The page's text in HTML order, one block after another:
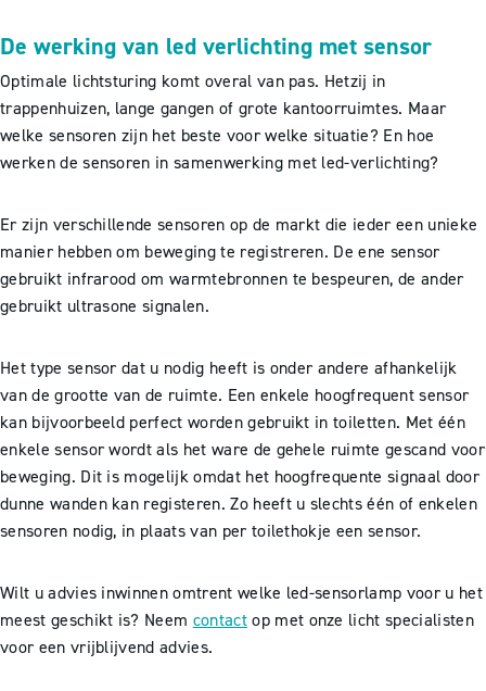
De werking van led verlichting met sensor
Optimale lichtsturing komt overal van pas. Hetzij in
trappenhuizen, lange gangen of grote kantoorruimtes. Maar
welke sensoren zijn het beste voor welke situatie? En hoe
werken de sensoren in samenwerking met led-verlichting?
Er zijn verschillende sensoren op de markt die ieder een unieke
manier hebben om beweging te registreren. De ene sensor
gebruikt infrarood om warmtebronnen te bespeuren, de ander
gebruikt ultrasone signalen.
Het type sensor dat u nodig heeft is onder andere afhankelijk
van de grootte van de ruimte. Een enkele hoogfrequent sensor
kan bijvoorbeeld perfect worden gebruikt in toiletten. Met één
enkele sensor wordt als het ware de gehele ruimte gescand voor
beweging. Dit is mogelijk omdat het hoogfrequente signaal door
dunne wanden kan registeren. Zo heeft u slechts één of enkelen
sensoren nodig, in plaats van per toilethokje een sensor.
Wilt u advies inwinnen omtrent welke led-sensorlamp voor u het
meest geschikt is? Neem contact op met onze licht specialisten
voor een vrijblijvend advies.